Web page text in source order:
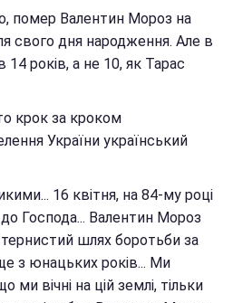
помер Валентин Мороз на
свого дня народження. Але в
14 років, а не 10, як Тарас
крок за кроком
України український
16 квітня, на 84-му році
Господа... Валентин Мороз
шлях боротьби за
ще з юнацьких років... Ми
ми вічні на цій землі, тільки